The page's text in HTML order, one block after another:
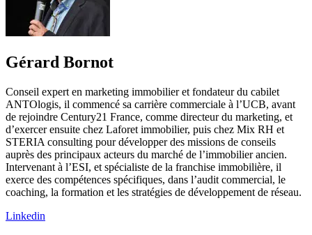
Gérard Bornot
Conseil expert en marketing immobilier et fondateur du cabilet
ANTOlogis, il commencé sa carrière commerciale à l’UCB, avant
de rejoindre Century21 France, comme directeur du marketing, et
d’exercer ensuite chez Laforet immobilier, puis chez Mix RH et
STERIA consulting pour développer des missions de conseils
auprès des principaux acteurs du marché de l’immobilier ancien.
Intervenant à l’ESI, et spécialiste de la franchise immobilière, il
exerce des compétences spécifiques, dans l’audit commercial, le
coaching, la formation et les stratégies de développement de réseau.
Linkedin